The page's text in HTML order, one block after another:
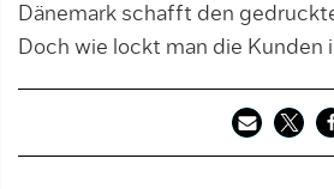
Dänemark schafft den
Doch wie lockt man die Kunden